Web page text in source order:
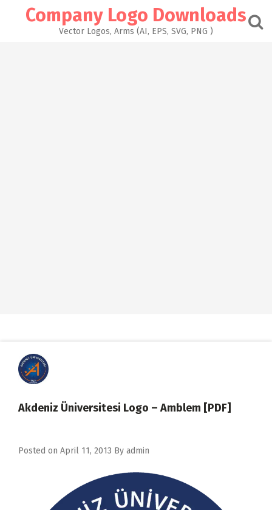
Company Logo Downloads
Vector Logos, Arms (AI, EPS, SVG, PNG )
Akdeniz Üniversitesi Logo – Amblem [PDF]
Posted on April 11, 2013 By admin